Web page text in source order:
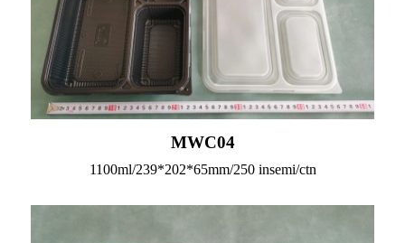
MWC04
1100ml/239*202*65mm/250 insemi/ctn